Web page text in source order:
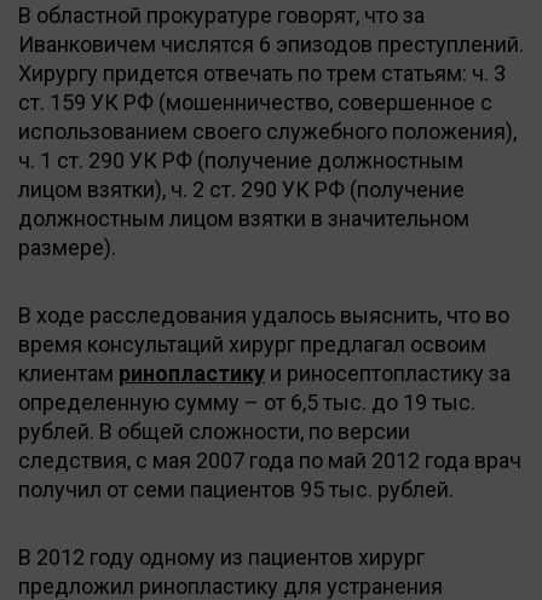
В областной прокуратуре говорят, что за
Иванковичем числятся 6 эпизодов преступлений.
Хирургу придется отвечать по трем статьям: ч. 3
ст. 159 УК РФ (мошенничество, совершенное с
использованием своего служебного положения),
ч. 1 ст. 290 УК РФ (получение должностным
лицом взятки), ч. 2 ст. 290 УК РФ (получение
должностным лицом взятки в значительном
размере).
В ходе расследования удалось выяснить, что во
время консультаций хирург предлагал освоим
клиентам ринопластику и риносептопластику за
определенную сумму – от 6,5 тыс. до 19 тыс.
рублей. В общей сложности, по версии
следствия, с мая 2007 года по май 2012 года врач
получил от семи пациентов 95 тыс. рублей.
В 2012 году одному из пациентов хирург
предложил ринопластику для устранения